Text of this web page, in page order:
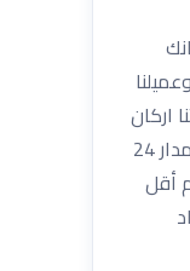
اركان
المملكة على أحد الأرقام الظاهرة أمامك إذا كنت مقيم بالمملكة. أو على رقم الواتساب إذا كنت من الخارج، فضلا عن رقم خدمة العملاء وفريق الدعم الفني، المتاح على مدار 24
أقل